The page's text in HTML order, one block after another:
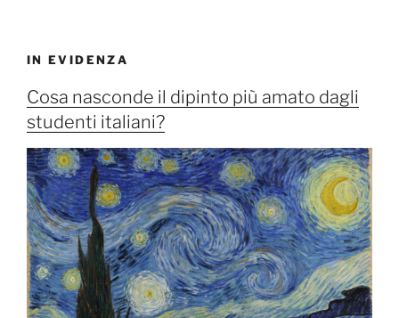
IN EVIDENZA
Cosa nasconde il dipinto più amato dagli
studenti italiani?